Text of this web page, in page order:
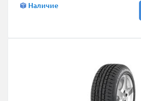
Наличие